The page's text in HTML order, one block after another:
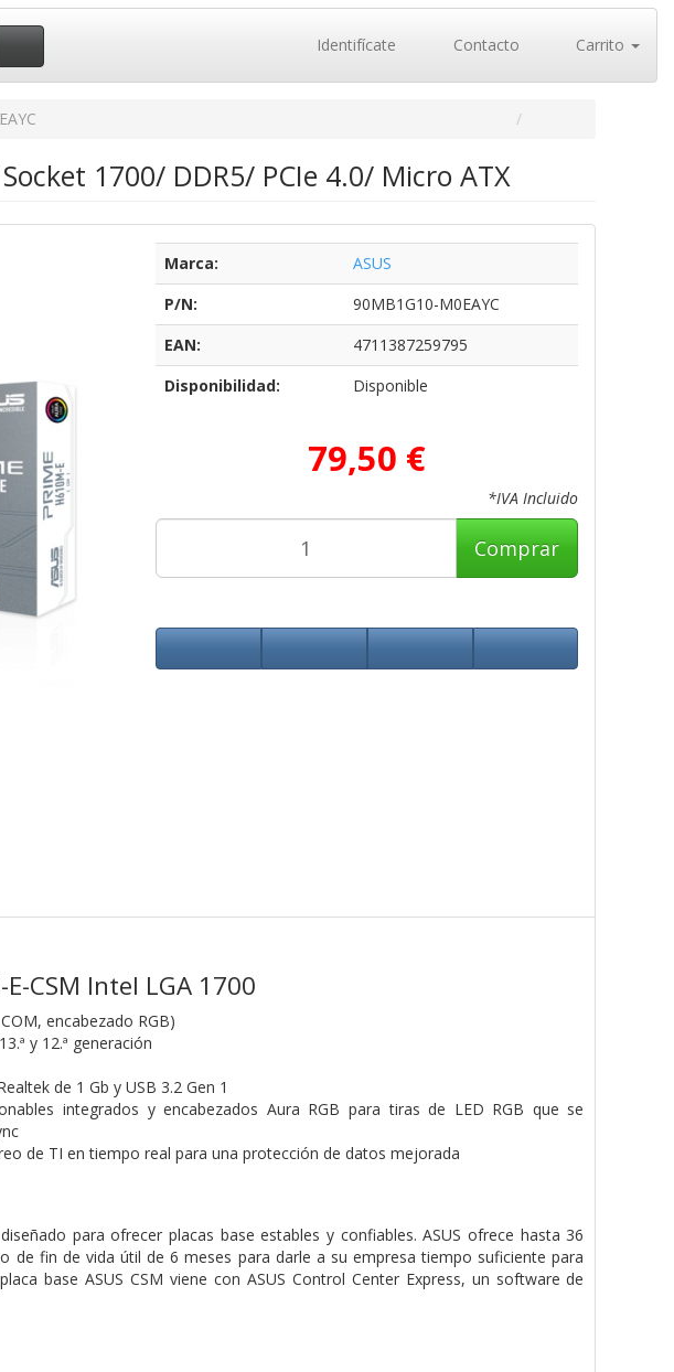
Identifícate Contacto Carrito
1700/ DDR5/ PCIe 4.0/ Micro ATX
Marca:
ASUS
P/N:
90MB1G10-M0EAYC
EAN:
4711387259795
Disponibilidad:
Disponible
79,50 €
*IVA Incluido
Comprar
CSM Intel LGA 1700
encabezado RGB)
y 12.ª generación
de 1 Gb y USB 3.2 Gen 1
integrados y encabezados Aura RGB para tiras de LED RGB que se
de TI en tiempo real para una protección de datos mejorada
para ofrecer placas base estables y confiables. ASUS ofrece hasta 36
fin de vida útil de 6 meses para darle a su empresa tiempo suficiente para
base ASUS CSM viene con ASUS Control Center Express, un software de